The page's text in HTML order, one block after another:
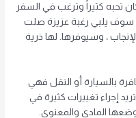
تحبه كثيراً وترغب في السفر
سوف يلبي رغبة عزيزة صلت
، وسيوفرها. لها ذرية
بالسيارة أو النقل فهي
إجراء تغييرات كثيرة في
المادي والمعنوي.